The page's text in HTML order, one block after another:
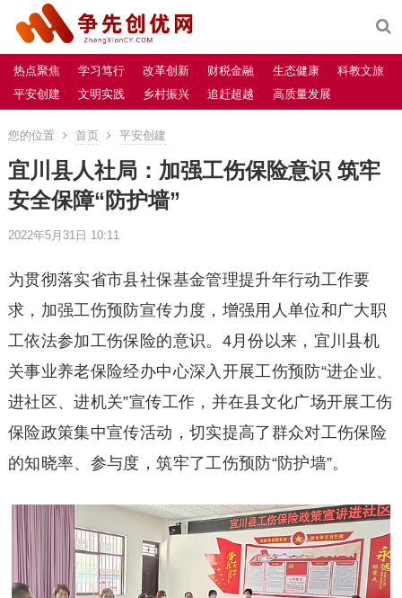
热点聚焦 学习笃行 改革创新 财税金融 生态健康
科教文旅
平安创建
文明实践 乡村振兴 追赶超越 高质量发展
您的位置 首页 平安创建
宜川县人社局：加强工伤保险意识 筑牢
安全保障“防护墙”
2022年5月31日 10:11
为贯彻落实省市县社保基金管理提升年行动工作要
求，加强工伤预防宣传力度，增强用人单位和广大职
工依法参加工伤保险的意识。4月份以来，宜川县机
关事业养老保险经办中心深入开展工伤预防“进企业、
进社区、进机关”宣传工作，并在县文化广场开展工伤
保险政策集中宣传活动，切实提高了群众对工伤保险
的知晓率、参与度，筑牢了工伤预防“防护墙”。